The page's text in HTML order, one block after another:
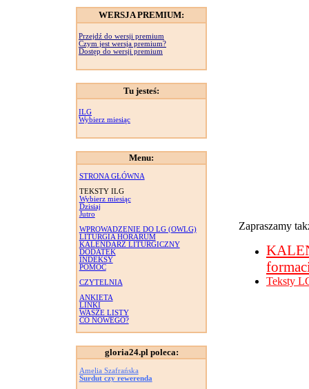
WERSJA PREMIUM:
Przejdź do wersji premium
Czym jest wersja premium?
Dostęp do wersji premium
Tu jesteś:
ILG
Wybierz miesiąc
Menu:
STRONA GŁÓWNA
TEKSTY ILG
Wybierz miesiąc
Dzisiaj
Jutro
WPROWADZENIE DO LG (OWLG)
LITURGIA HORARUM
KALENDARZ LITURGICZNY
DODATEK
INDEKSY
POMOC
CZYTELNIA
ANKIETA
LINKI
WASZE LISTY
CO NOWEGO?
gloria24.pl poleca:
Amelia Szafrańska
Surdut czy rewerenda
Zapraszamy
Teksty